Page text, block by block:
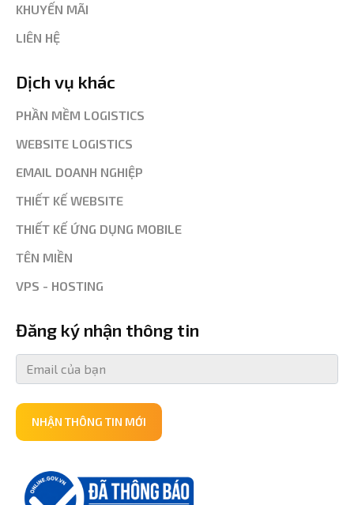
KHUYẾN MÃI
LIÊN HỆ
Dịch vụ khác
PHẦN MỀM LOGISTICS
WEBSITE LOGISTICS
EMAIL DOANH NGHIỆP
THIẾT KẾ WEBSITE
THIẾT KẾ ỨNG DỤNG MOBILE
TÊN MIỀN
VPS - HOSTING
Đăng ký nhận thông tin
NHẬN THÔNG TIN MỚI